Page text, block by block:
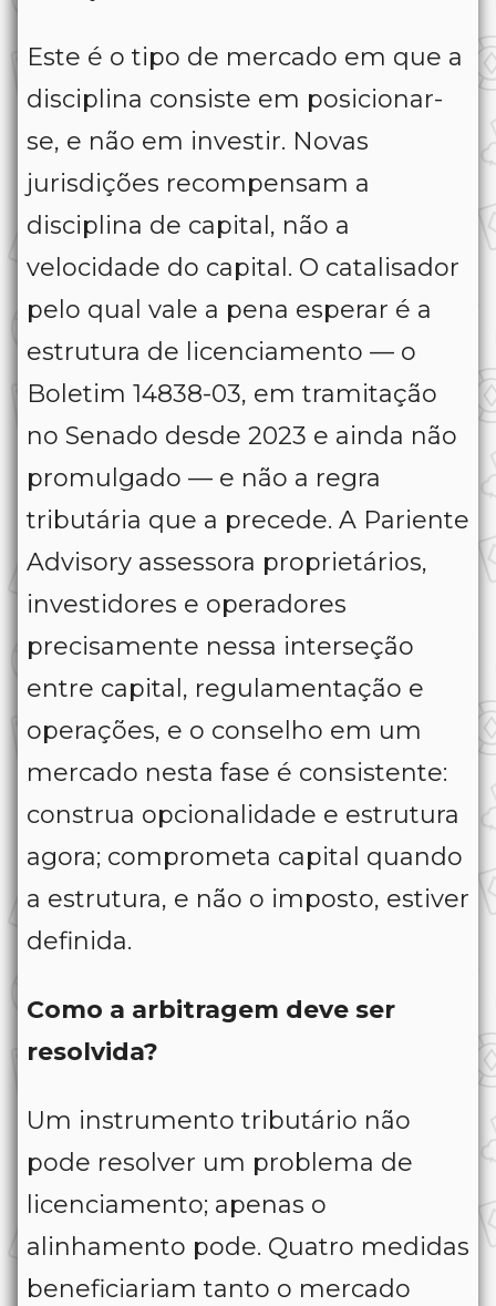
Este é o tipo de mercado em que a
disciplina consiste em posicionar-
se, e não em investir. Novas
jurisdições recompensam a
disciplina de capital, não a
velocidade do capital. O catalisador
pelo qual vale a pena esperar é a
estrutura de licenciamento — o
Boletim 14838-03, em tramitação
no Senado desde 2023 e ainda não
promulgado — e não a regra
tributária que a precede. A Pariente
Advisory assessora proprietários,
investidores e operadores
precisamente nessa interseção
entre capital, regulamentação e
operações, e o conselho em um
mercado nesta fase é consistente:
construa opcionalidade e estrutura
agora; comprometa capital quando
a estrutura, e não o imposto, estiver
definida.
Como a arbitragem deve ser
resolvida?
Um instrumento tributário não
pode resolver um problema de
licenciamento; apenas o
alinhamento pode. Quatro medidas
beneficiariam tanto o mercado